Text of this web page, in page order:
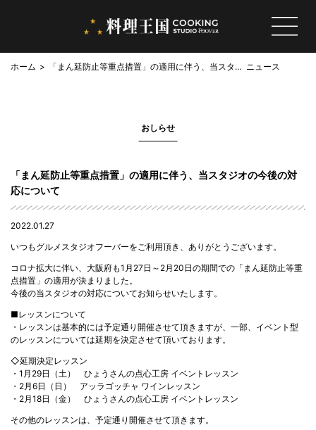
ホーム ニュース
「まん延防止等重点措置」の適用に伴う、当スタジ
おしらせ
「まん延防止等重点措置」の適用に伴う、当スタジオの今後の対
応について
2022.01.27
いつもグルメスタジオフーバーをご利用頂き、ありがとうございます。
コロナ拡大に伴い、大阪府も1月27日～2月20日の期間での「まん延防止等重
点措置」の適用が決まりました。
今後の当スタジオの対応についてお知らせいたします。
■レッスンについて
・レッスンは基本的には予定通り開催させて頂きますが、一部、イベント型
のレッスンについては延期を決定させて頂いております。
◇延期決定レッスン
・1月29日（土） ひょうさんの点心工房 イベントレッスン
・2月6日（日） アッラゴッチャ ワインレッスン
・2月18日（金） ひょうさんの点心工房 イベントレッスン
その他のレッスンは、予定通り開催させて頂きます。